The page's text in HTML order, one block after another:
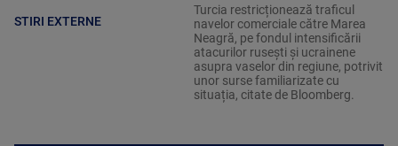
STIRI EXTERNE
Turcia restricționează traficul
navelor comerciale către Marea
Neagră, pe fondul intensificării
atacurilor rusești și ucrainene
asupra vaselor din regiune, potrivit
unor surse familiarizate cu
situația, citate de Bloomberg.